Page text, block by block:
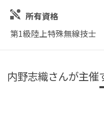
所有資格
第1級陸上特殊無線技士
内野志織さんが主